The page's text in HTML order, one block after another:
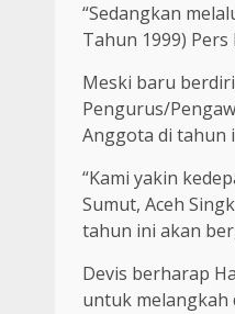
“Sedangkan
Tahun 1999) Pers
Meski baru
Pengurus/
Anggota di tahun
“Kami yakin
Sumut, Aceh
tahun ini akan
Devis berharap
untuk melangkah